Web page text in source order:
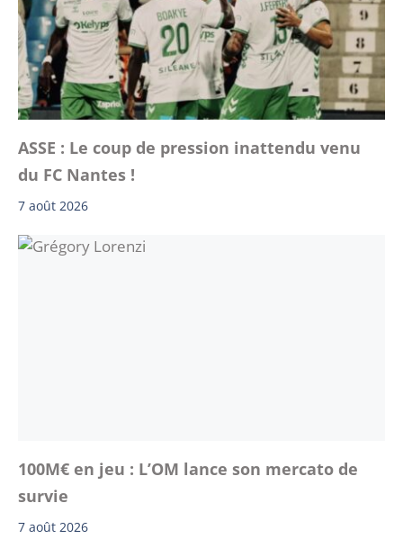
ASSE : Le coup de pression inattendu venu
du FC Nantes !
7 août 2026
100M€ en jeu : L’OM lance son mercato de
survie
7 août 2026